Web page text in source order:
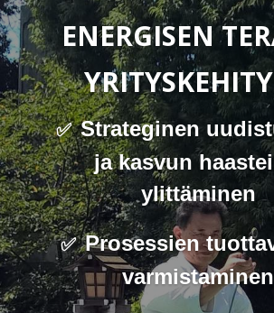
ENERGISEN
✅ Strateginen
ja kasvun
ylittäminen
✅ Prosessien
varmistaminen